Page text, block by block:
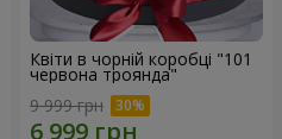
Квіти в чорній коробці "101
червона троянда"
9 999 грн